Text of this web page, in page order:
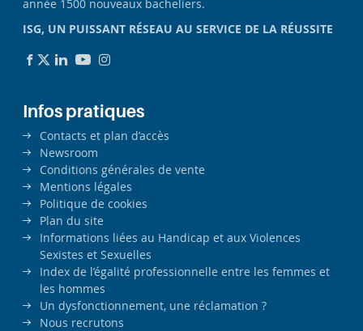
année 1500 nouveaux bacheliers.
ISG, UN PUISSANT RÉSEAU AU SERVICE DE LA RÉUSSITE
Infos pratiques
Contacts et plan d’accès
Newsroom
Conditions générales de vente
Mentions légales
Politique de cookies
Plan du site
Informations liées au Handicap et aux Violences
Sexistes et Sexuelles
Index de l’égalité professionnelle entre les femmes et
les hommes
Un dysfonctionnement, une réclamation ?
Nous recrutons